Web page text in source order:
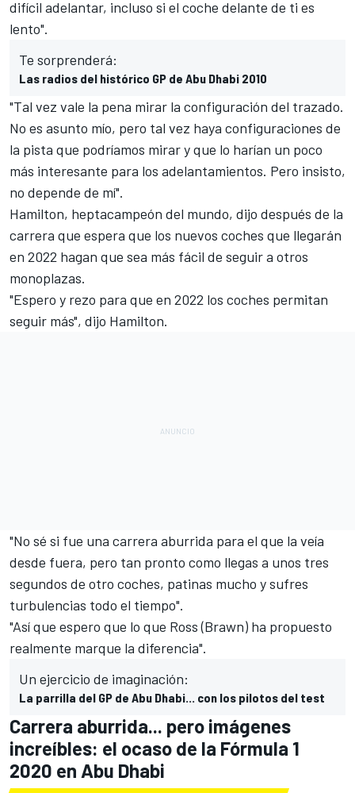
difícil adelantar, incluso si el coche delante de ti es
lento".
Te sorprenderá:
Las radios del histórico GP de Abu Dhabi 2010
"Tal vez vale la pena mirar la configuración del trazado.
No es asunto mío, pero tal vez haya configuraciones de
la pista que podríamos mirar y que lo harían un poco
más interesante para los adelantamientos. Pero insisto,
no depende de mí".
Hamilton, heptacampeón del mundo, dijo después de la
carrera que espera que los nuevos coches que llegarán
en 2022 hagan que sea más fácil de seguir a otros
monoplazas.
"Espero y rezo para que en 2022 los coches permitan
seguir más", dijo Hamilton.
"No sé si fue una carrera aburrida para el que la veía
desde fuera, pero tan pronto como llegas a unos tres
segundos de otro coches, patinas mucho y sufres
turbulencias todo el tiempo".
"Así que espero que lo que Ross (Brawn) ha propuesto
realmente marque la diferencia".
Un ejercicio de imaginación:
La parrilla del GP de Abu Dhabi... con los pilotos del test
Carrera aburrida... pero imágenes
increíbles: el ocaso de la Fórmula 1
2020 en Abu Dhabi